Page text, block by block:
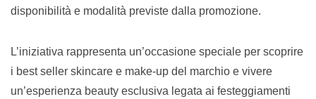
disponibilità e modalità previste dalla promozione.
L’iniziativa rappresenta un’occasione speciale per scoprire
i best seller skincare e make-up del marchio e vivere
un’esperienza beauty esclusiva legata ai festeggiamenti